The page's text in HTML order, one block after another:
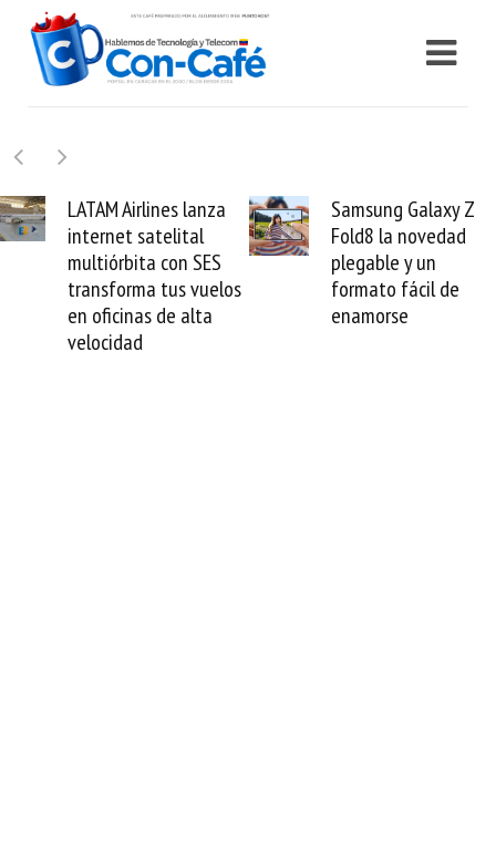
Samsung Galaxy Z
Fold8 la novedad
plegable y un
formato fácil de
enamorse
Cashea levanta 100
millones de dólares y
valida el crédito del
venezolano ante el
mundo